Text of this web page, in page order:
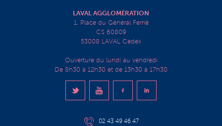
LAVAL AGGLOMÉRATION
1, Place du Général Ferrié
CS 60809
53008 LAVAL Cedex
Ouverture du lundi au vendredi
De 8h30 à 12h30 et de 13h30 à 17h30
02 43 49 46 47